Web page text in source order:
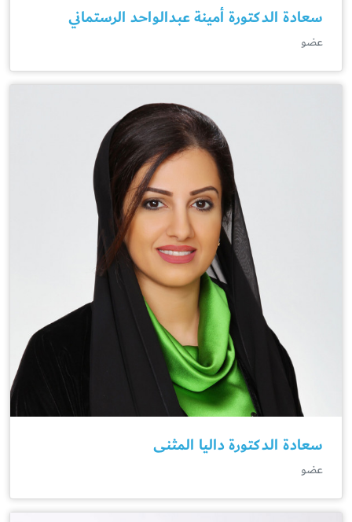
سعادة الدكتورة أمينة عبدالواحد الرستماني
عضو
سعادة الدكتورة داليا المثنى
عضو